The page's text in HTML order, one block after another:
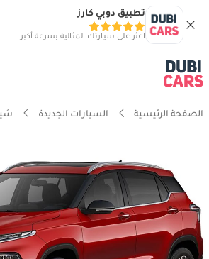
تطبيق دوبي كارز
اعثر على سيارتك المثالية بسرعة أكبر
الصفحة الرئيسية السيارات الجديدة